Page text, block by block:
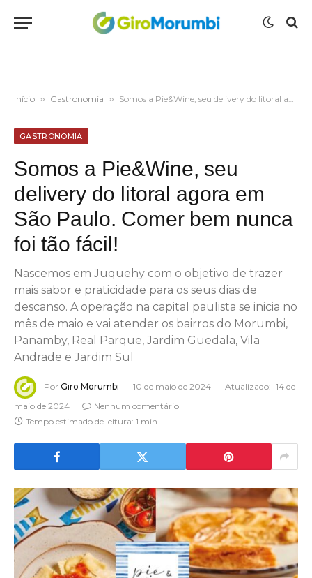
Início » Gastronomia » Somos a Pie&Wine, seu delivery do litoral agora em São Paulo. Comer bem nunca foi tão fácil!
GASTRONOMIA
Somos a Pie&Wine, seu
delivery do litoral agora em
São Paulo. Comer bem nunca
foi tão fácil!
Nascemos em Juquehy com o objetivo de trazer
mais sabor e praticidade para os seus dias de
descanso. A operação na capital paulista se inicia no
mês de maio e vai atender os bairros do Morumbi,
Panamby, Real Parque, Jardim Guedala, Vila
Andrade e Jardim Sul
Por Giro Morumbi 10 de maio de 2024 Atualizado: 14 de
maio de 2024
Nenhum comentário
Tempo estimado de leitura: 1 min